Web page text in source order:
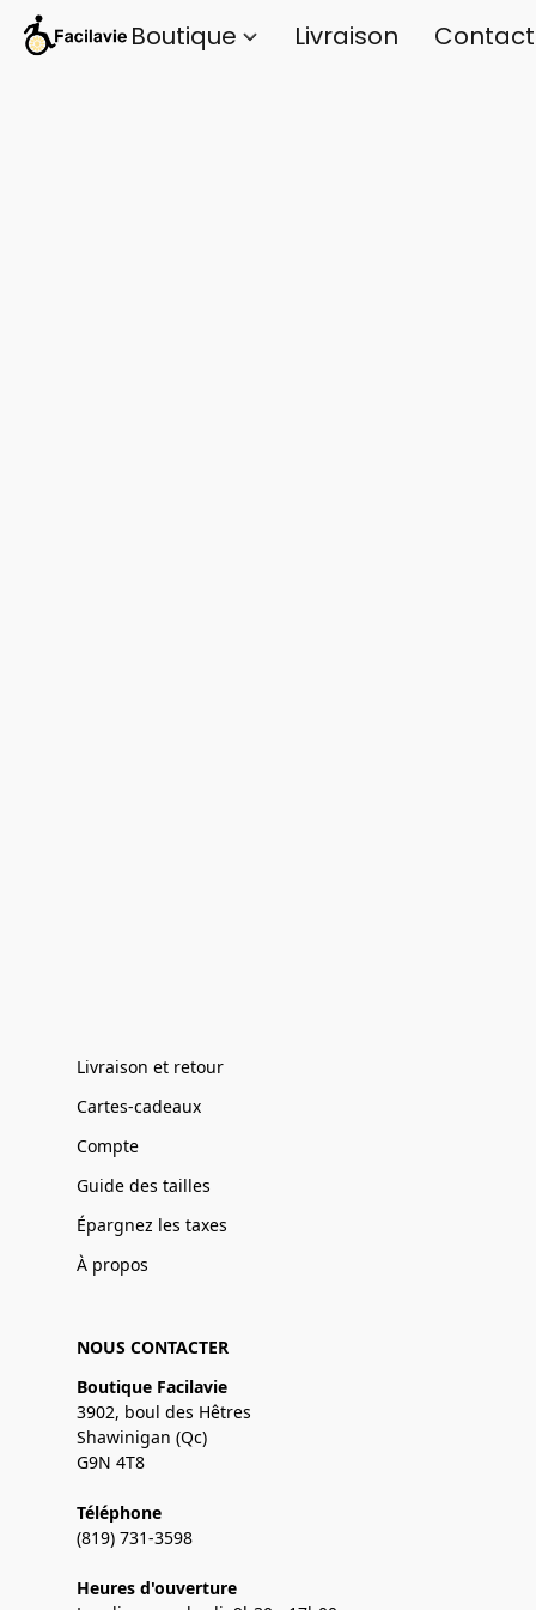
Boutique Livraison
Livraison et retour
Cartes-cadeaux
Compte
Guide des tailles
Épargnez les taxes
À propos
NOUS CONTACTER
Boutique Facilavie
3902, boul des Hêtres
Shawinigan (Qc)
G9N 4T8
Téléphone
(819) 731-3598
Heures d'ouverture